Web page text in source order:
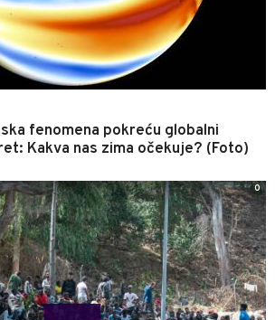
fenomena pokreću globalni
Kakva nas zima očekuje? (Foto)
0